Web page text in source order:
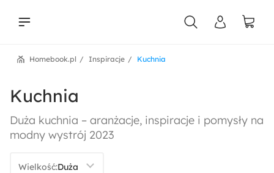
Kuchnia
Inspiracje
Homebook.pl
Kuchnia
Duża kuchnia – aranżacje, inspiracje i pomysły na
modny wystrój 2023
Wielkość: